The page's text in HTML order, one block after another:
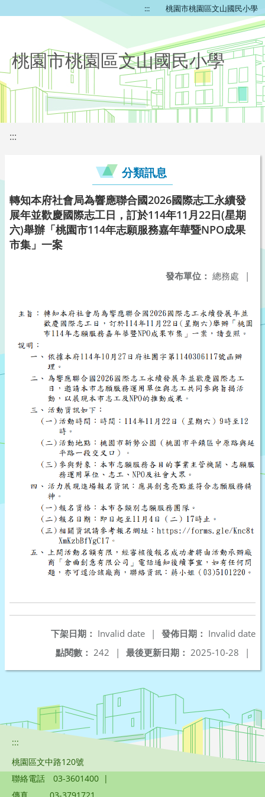
::: 桃園市桃園區文山國民小學
桃園市桃園區文山國民小學
:::
分類訊息
轉知本府社會局為響應聯合國2026國際志工永續發
展年並歡慶國際志工日，訂於114年11月22日(星期
六)舉辦「桃園市114年志願服務嘉年華暨NPO成果
市集」一案
發布單位： 總務處 |
發佈日期： Invalid date
下架日期： Invalid date
|
最後更新日期： 2025-10-28 |
點閱數： 242 |
:::
桃園區文中路120號
聯絡電話
03-3601400 |